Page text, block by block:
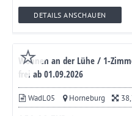
DETAILS ANSCHAUEN
Wohnen an der Lühe / 1-
frei ab 01.09.2026
WadL05 Horneburg